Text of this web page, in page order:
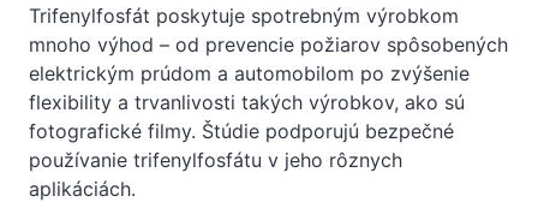
Trifenylfosfát poskytuje spotrebným výrobkom
mnoho výhod – od prevencie požiarov spôsobených
elektrickým prúdom a automobilom po zvýšenie
flexibility a trvanlivosti takých výrobkov, ako sú
fotografické filmy. Štúdie podporujú bezpečné
používanie trifenylfosfátu v jeho rôznych
aplikáciách.